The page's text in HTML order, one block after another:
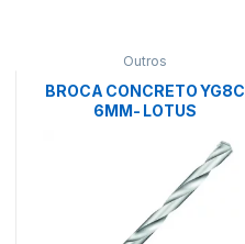
Outros
BROCA CONCRETO YG8C
6MM- LOTUS